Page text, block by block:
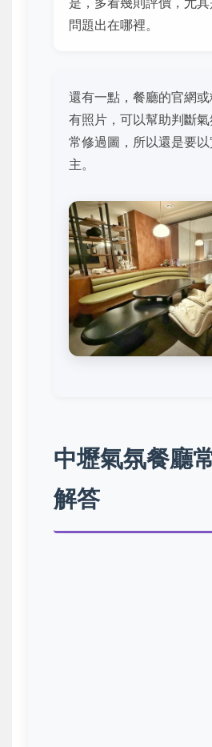
問題出在哪裡。
還有一點，餐廳的官網
有照片，可以幫助判斷
常修過圖，所以還是要
主。
中壢氣氛餐廳
解答